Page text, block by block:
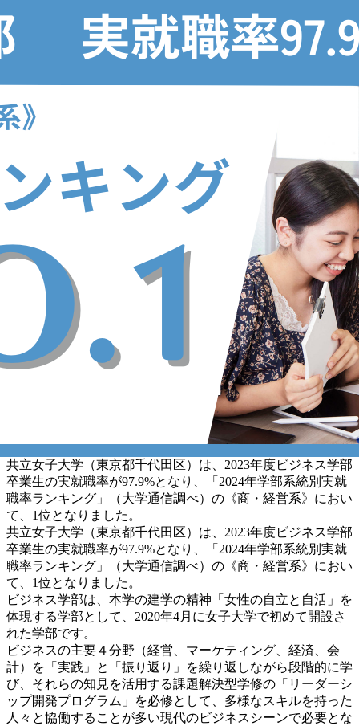
共立女子大学（東京都千代田区）は、2023年度ビジネス学部
卒業生の実就職率が97.9%となり、「2024年学部系統別実就
職率ランキング」（大学通信調べ）の《商・経営系》におい
て、1位となりました。
共立女子大学（東京都千代田区）は、2023年度ビジネス学部
卒業生の実就職率が97.9%となり、「2024年学部系統別実就
職率ランキング」（大学通信調べ）の《商・経営系》におい
て、1位となりました。
ビジネス学部は、本学の建学の精神「女性の自立と自活」を
体現する学部として、2020年4月に女子大学で初めて開設さ
れた学部です。
ビジネスの主要４分野（経営、マーケティング、経済、会
計）を「実践」と「振り返り」を繰り返しながら段階的に学
び、それらの知見を活用する課題解決型学修の「リーダーシ
ップ開発プログラム」を必修として、多様なスキルを持った
人々と協働することが多い現代のビジネスシーンで必要とな